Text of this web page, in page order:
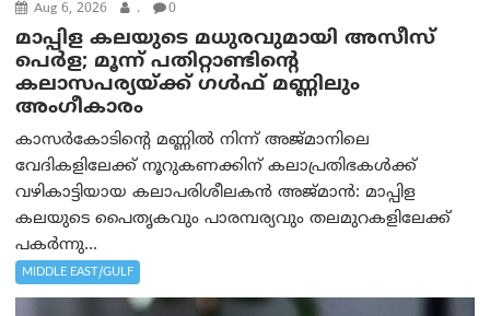
Aug 6, 2026 . 0
മാപ്പിള കലയുടെ മധുരവുമായി അസീസ്
പെർള; മൂന്ന് പതിറ്റാണ്ടിന്റെ
കലാസപര്യയ്ക്ക് ഗൾഫ് മണ്ണിലും
അംഗീകാരം
കാസർകോടിന്റെ മണ്ണിൽ നിന്ന് അജ്മാനിലെ
വേദികളിലേക്ക് നൂറുകണക്കിന് കലാപ്രതിഭകൾക്ക്
വഴികാട്ടിയായ കലാപരിശീലകൻ അജ്മാൻ: മാപ്പിള
കലയുടെ പൈതൃകവും പാരമ്പര്യവും തലമുറകളിലേക്ക്
പകർന്നു...
MIDDLE EAST/GULF